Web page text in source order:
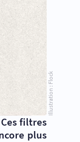
Illustration : Flock
filtres
plus